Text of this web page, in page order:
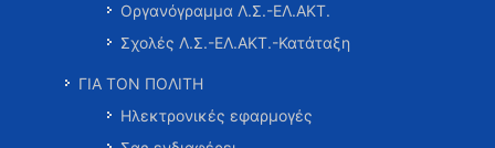
Οργανόγραμμα Λ.Σ.-ΕΛ.ΑΚΤ.
Σχολές Λ.Σ.-ΕΛ.ΑΚΤ.-Κατάταξη
ΓΙΑ ΤΟΝ ΠΟΛΙΤΗ
Ηλεκτρονικές εφαρμογές